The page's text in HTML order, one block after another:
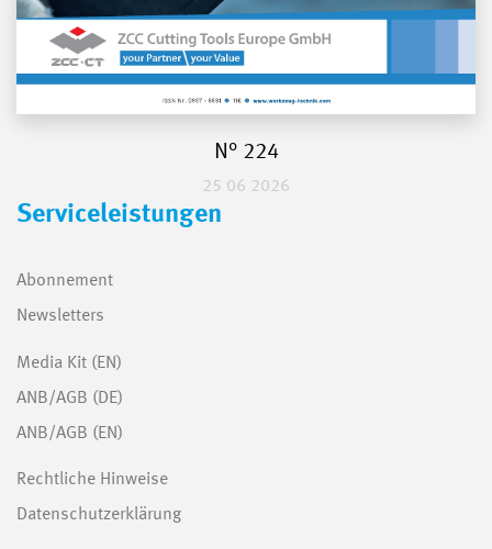
N° 224
25 06 2026
Serviceleistungen
Abonnement
Newsletters
Media Kit (EN)
ANB/AGB (DE)
ANB/AGB (EN)
Rechtliche Hinweise
Datenschutzerklärung